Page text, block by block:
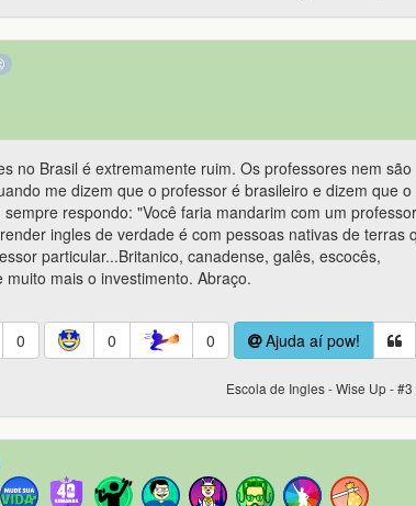
no Brasil é extremamente ruim. Os professores nem são
me dizem que o professor é brasileiro e dizem que o
respondo: "Você faria mandarim com um professor
ingles de verdade é com pessoas nativas de terras
particular...Britanico, canadense, galês, escocês,
mais o investimento. Abraço.
0 0 0 Ajuda aí pow!
Escola de Ingles - Wise Up - #3